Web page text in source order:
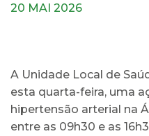
20 MAI 2026
A Unidade Local de
esta quarta-feira, uma
hipertensão arterial na
entre as 09h30 e as